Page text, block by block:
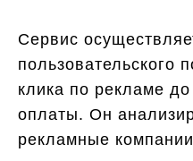
Сервис
пользовательского
клика по рекламе
оплаты. Он
рекламные